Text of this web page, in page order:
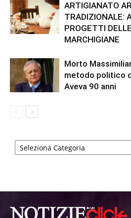
ARTIGIANATO
TRADIZIONALE:
PROGETTI
MARCHIGIANE
Morto
metodo politico
Aveva 90 anni
Categorie